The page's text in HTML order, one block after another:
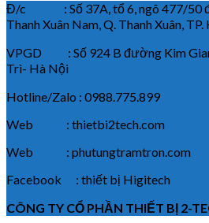
Đ/c : Số 37A, tổ 6, ngõ 477/50
Thanh Xuân Nam, Q. Thanh Xuân,
VPGD : Số 924 B đường Kim
Trì- Hà Nội
Hotline/Zalo : 0988.775.899
Web : thietbi2tech.com
Web : phutungtramtron.com
Facebook : thiết bị Higitech
CÔNG TY CỔ PHẦN THIẾT BỊ 2-